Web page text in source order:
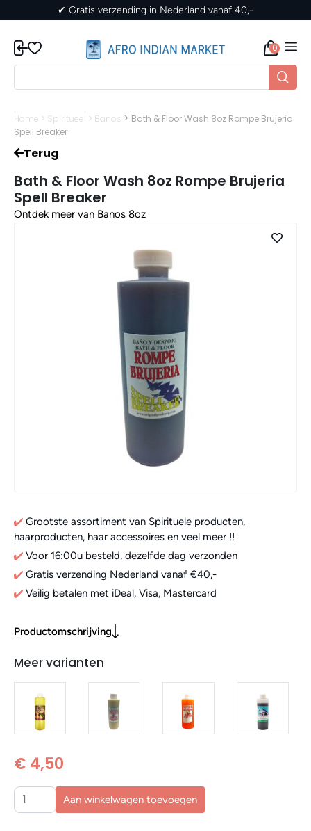
✔ Gratis verzending in Nederland
0
Home > Spiritueel > Banos > Bath & Floor Wash 8oz Rompe Brujeria
Spell Breaker
Terug
Bath & Floor Wash 8oz Rompe Brujeria
Spell Breaker
Ontdek meer van Banos 8oz
Grootste assortiment van Spirituele producten,
haarproducten, haar accessoires en veel meer !!
Voor 16:00u besteld, dezelfde dag verzonden
Gratis verzending Nederland vanaf €40,-
Veilig betalen met iDeal, Visa, Mastercard
Productomschrijving
Meer varianten
€ 4,50
Aan winkelwagen toevoegen